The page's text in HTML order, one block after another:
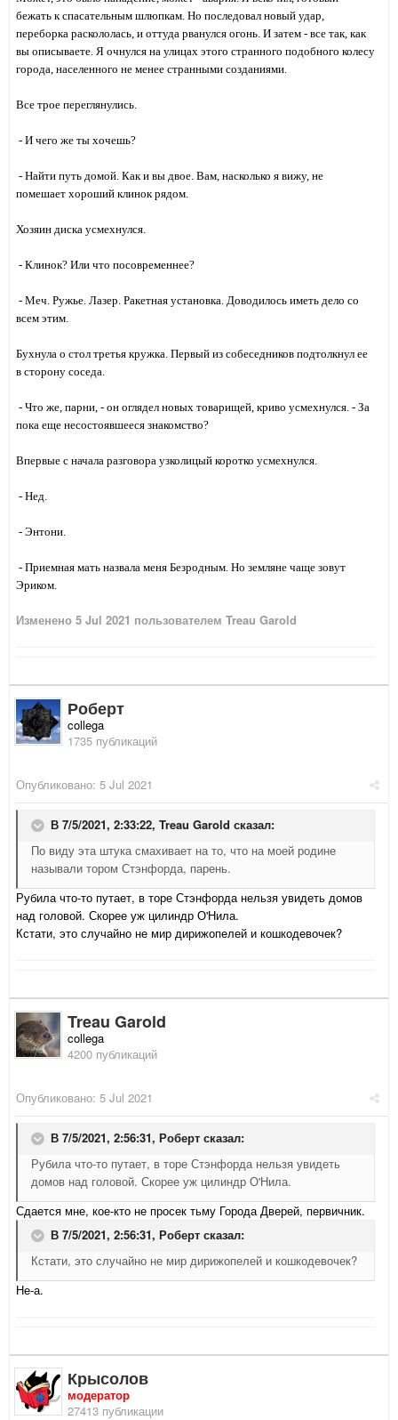
бежать к спасательным шлюпкам. Но последовал новый удар,
переборка раскололась, и оттуда рванулся огонь. И затем - все так, как
вы описываете. Я очнулся на улицах этого странного подобного колесу
города, населенного не менее странными созданиями.
Все трое переглянулись.
- И чего же ты хочешь?
- Найти путь домой. Как и вы двое. Вам, насколько я вижу, не
помешает хороший клинок рядом.
Хозяин диска усмехнулся.
- Клинок? Или что посовременнее?
- Меч. Ружье. Лазер. Ракетная установка. Доводилось иметь дело со
всем этим.
Бухнула о стол третья кружка. Первый из собеседников подтолкнул ее
в сторону соседа.
- Что же, парни, - он оглядел новых товарищей, криво усмехнулся. - За
пока еще несостоявшееся знакомство?
Впервые с начала разговора узколицый коротко усмехнулся.
- Нед.
- Энтони.
- Приемная мать назвала меня Безродным. Но земляне чаще зовут
Эриком.
Изменено 5 Jul 2021 пользователем Treau Garold
Роберт
collega
1735 публикаций
Опубликовано: 5 Jul 2021
В 7/5/2021, 2:33:22, Treau Garold сказал:
По виду эта штука смахивает на то, что на моей родине
называли тором Стэнфорда, парень.
Рубила что-то путает, в торе Стэнфорда нельзя увидеть домов
над головой. Скорее уж цилиндр О'Нила.
Кстати, это случайно не мир дирижопелей и кошкодевочек?
Treau Garold
collega
4200 публикаций
Опубликовано: 5 Jul 2021
В 7/5/2021, 2:56:31, Роберт сказал:
Рубила что-то путает, в торе Стэнфорда нельзя увидеть
домов над головой. Скорее уж цилиндр О'Нила.
Сдается мне, кое-кто не просек тьму Города Дверей, первичник.
В 7/5/2021, 2:56:31, Роберт сказал:
Кстати, это случайно не мир дирижопелей и кошкодевочек?
Не-а.
Крысолов
модератор
27413 публикации